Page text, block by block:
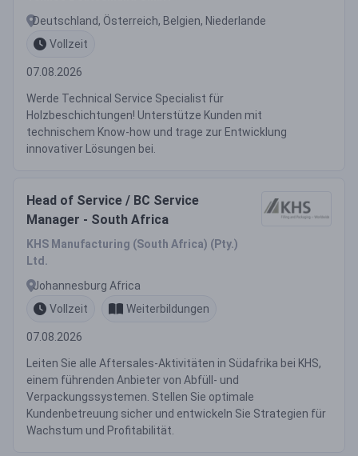
Deutschland, Österreich, Belgien, Niederlande
Vollzeit
07.08.2026
Werde Technical Service Specialist für
Holzbeschichtungen! Unterstütze Kunden mit
technischem Know-how und trage zur Entwicklung
innovativer Lösungen bei.
Head of Service / BC Service
Manager - South Africa
KHS Manufacturing (South Africa) (Pty.)
Ltd.
Johannesburg Africa
Vollzeit
Weiterbildungen
07.08.2026
Leiten Sie alle Aftersales-Aktivitäten in Südafrika bei KHS,
einem führenden Anbieter von Abfüll- und
Verpackungssystemen. Stellen Sie optimale
Kundenbetreuung sicher und entwickeln Sie Strategien für
Wachstum und Profitabilität.